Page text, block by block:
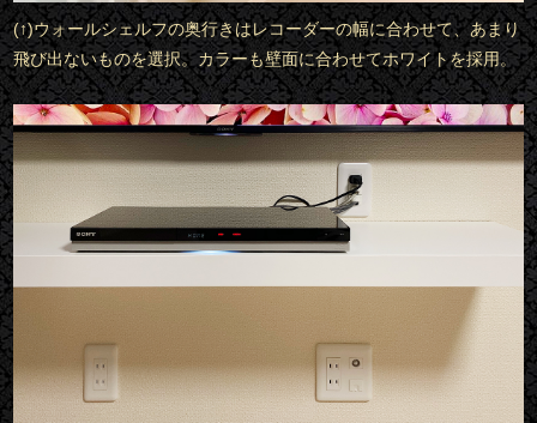
(↑)ウォールシェルフの奥行きはレコーダーの幅に合わせて、あまり
飛び出ないものを選択。カラーも壁面に合わせてホワイトを採用。